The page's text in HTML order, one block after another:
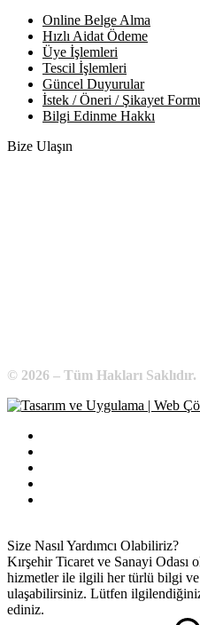
Online Belge Alma
Hızlı Aidat Ödeme
Üye İşlemleri
Tescil İşlemleri
Güncel Duyurular
İstek / Öneri / Şikayet
Bilgi Edinme Hakkı
Bize Ulaşın
© 2026 – Tüm Hakları Saklıdır.
Size Nasıl Yardımcı Olabiliriz?
Kırşehir Ticaret ve Sanayi
hizmetler ile ilgili her türlü bilgi
ulaşabilirsiniz. Lütfen
ediniz.